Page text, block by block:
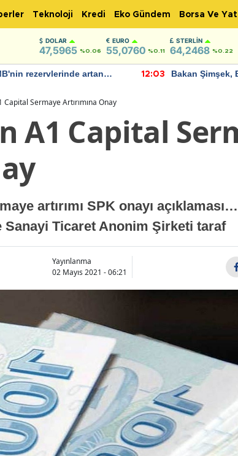
Teknoloji Kredi Eko Gündem Borsa Ve
DOLAR
47,5965 %0.06
EURO
55,0760 %0.11
STERLIN
64,2468 %0.22
Şimşek, Batman Havalimanı
11:56
Akaryakıt
Capital Sermaye Artırımına Onay
A1 Capital
artırımı SPK onayı
Ticaret Anonim Şirketi taraf
Yayınlanma
02 Mayıs 2021 - 06:21